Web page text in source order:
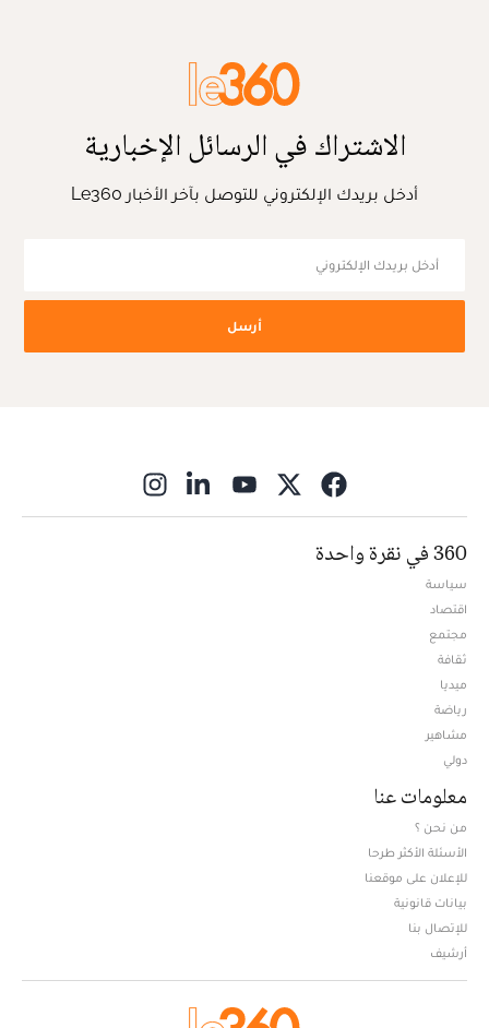
الاشتراك في الرسائل الإخبارية
أدخل بريدك الإلكتروني للتوصل بآخر الأخبار Le360
أرسل
360 في نقرة واحدة
سياسة
اقتصاد
مجتمع
ثقافة
ميديا
رياضة
مشاهير
دولي
معلومات عنا
من نحن ؟
الأسئلة الأكثر طرحا
للإعلان على موقعنا
بيانات قانونية
للإتصال بنا
أرشيف